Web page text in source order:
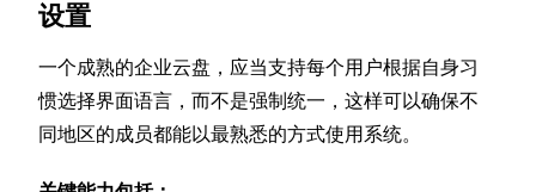
设置
一个成熟的企业云盘，应当支持每个用户根据自身习
惯选择界面语言，而不是强制统一，这样可以确保不
同地区的成员都能以最熟悉的方式使用系统。